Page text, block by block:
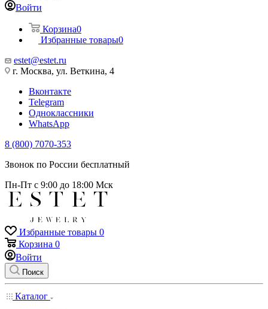
Войти
Корзина0
Избранные товары0
estet@estet.ru
г. Москва, ул. Веткина, 4
Вконтакте
Telegram
Одноклассники
WhatsApp
8 (800) 7070-353
Звонок по России бесплатный
Пн-Пт с 9:00 до 18:00 Мск
Избранные товары 0
Корзина 0
Войти
Поиск
Каталог